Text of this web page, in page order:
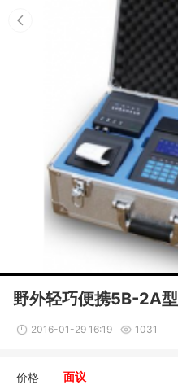
野外轻巧便携5B-2A型
2016-01-29 16:19 1031
价格 面议